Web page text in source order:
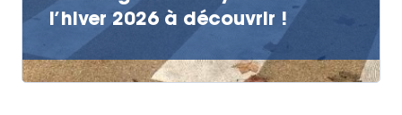
l’hiver 2026 à découvrir !
– VP